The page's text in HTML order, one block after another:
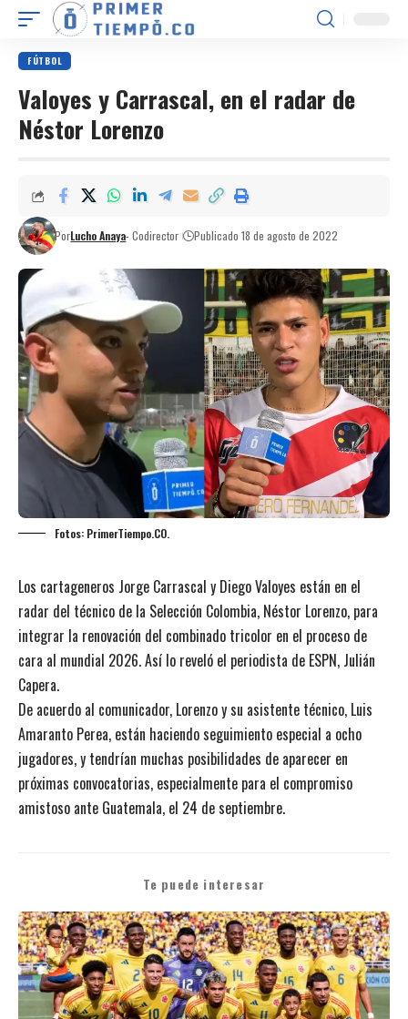
FÚTBOL
Valoyes y Carrascal, en el radar de
Néstor Lorenzo
PorLucho Anaya- Codirector Publicado 18 de agosto de 2022
Fotos: PrimerTiempo.CO.
Los cartageneros Jorge Carrascal y Diego Valoyes están en el
radar del técnico de la Selección Colombia, Néstor Lorenzo, para
integrar la renovación del combinado tricolor en el proceso de
cara al mundial 2026. Así lo reveló el periodista de ESPN, Julián
Capera.
De acuerdo al comunicador, Lorenzo y su asistente técnico, Luis
Amaranto Perea, están haciendo seguimiento especial a ocho
jugadores, y tendrían muchas posibilidades de aparecer en
próximas convocatorias, especialmente para el compromiso
amistoso ante Guatemala, el 24 de septiembre.
Te puede interesar